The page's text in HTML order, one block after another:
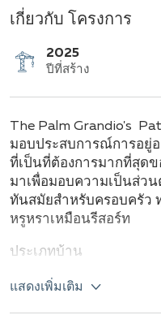
เกี่ยวกับ โครงการ
2025
ปีที่สร้าง
The Palm Grandio's
มอบประสบการณ์การอยู่
ที่เป็นที่ต้องการมากที่สุด
มาเพื่อมอบความเป็นส่ว
ทันสมัยสำหรับครอบครัว
หรูหราเหมือนรีสอร์ท
ประเภทบ้าน
ได้รับการออกแบบอย่างพิ
แสดงเพิ่มเติม